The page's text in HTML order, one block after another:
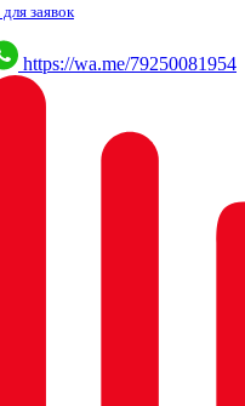
заявок
https://wa.me/79250081954